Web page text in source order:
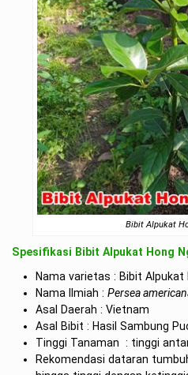
Bibit Alpukat
Spesifikasi Bibit Alpukat Hong
Nama varietas : Bibit Alpukat
Nama Ilmiah : Persea
Asal Daerah : Vietnam
Asal Bibit : Hasil Sambung
Tinggi Tanaman : tinggi
Rekomendasi dataran